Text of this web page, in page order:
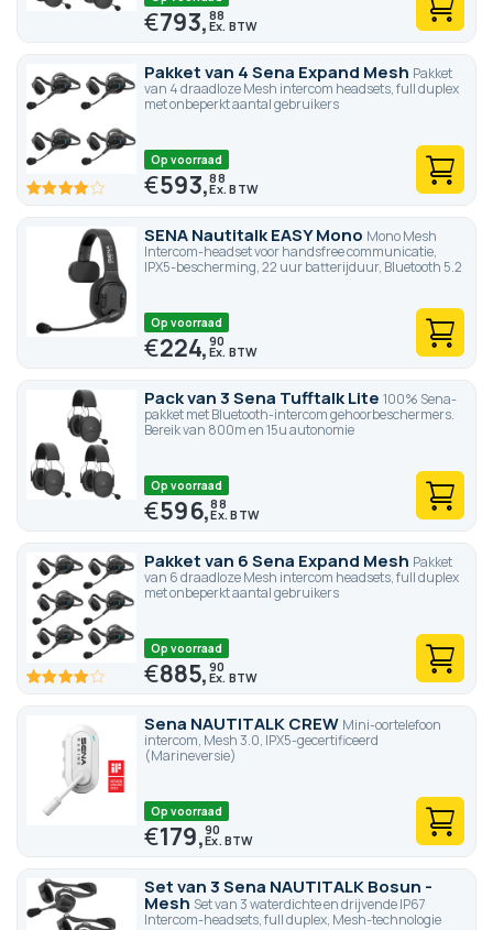
€793,88
Pakket van 4 Sena Expand Mesh Pakket
van 4 draadloze Mesh intercom headsets, full duplex
met onbeperkt aantal gebruikers
80 100
Op voorraad
€593,88
SENA Nautitalk EASY Mono Mono Mesh
Intercom-headset voor handsfree communicatie,
IPX5-bescherming, 22 uur batterijduur, Bluetooth 5.2
Op voorraad
€224,90
Pack van 3 Sena Tufftalk Lite 100% Sena-
pakket met Bluetooth-intercom gehoorbeschermers.
Bereik van 800m en 15u autonomie
Op voorraad
€596,88
Pakket van 6 Sena Expand Mesh Pakket
van 6 draadloze Mesh intercom headsets, full duplex
met onbeperkt aantal gebruikers
80 100
Op voorraad
€885,90
Sena NAUTITALK CREW Mini-oortelefoon
intercom, Mesh 3.0, IPX5-gecertificeerd
(Marineversie)
Op voorraad
€179,90
Set van 3 Sena NAUTITALK Bosun -
Mesh Set van 3 waterdichte en drijvende IP67
Intercom-headsets, full duplex, Mesh-technologie